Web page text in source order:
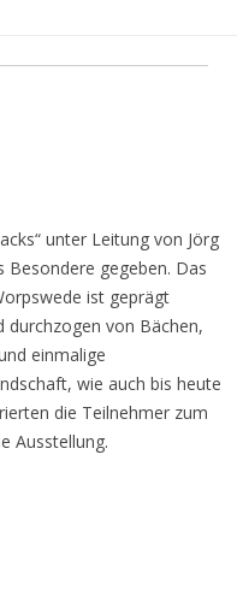
unter Leitung von Jörg
gegeben. Das
ist geprägt
durchzogen von Bächen,
einmalige
wie auch bis heute
die Teilnehmer zum
Ausstellung.